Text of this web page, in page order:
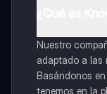
Nuestro
adaptado a las
Basándonos
tenemos en la